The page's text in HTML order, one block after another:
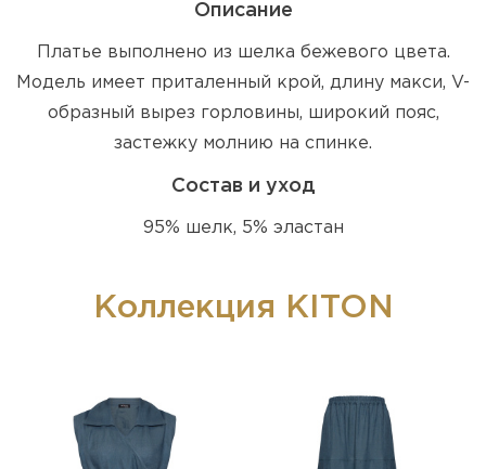
Описание
Платье выполнено из шелка бежевого цвета.
Модель имеет приталенный крой, длину макси, V-
образный вырез горловины, широкий пояс,
застежку молнию на спинке.
Состав и уход
95% шелк, 5% эластан
Коллекция KITON